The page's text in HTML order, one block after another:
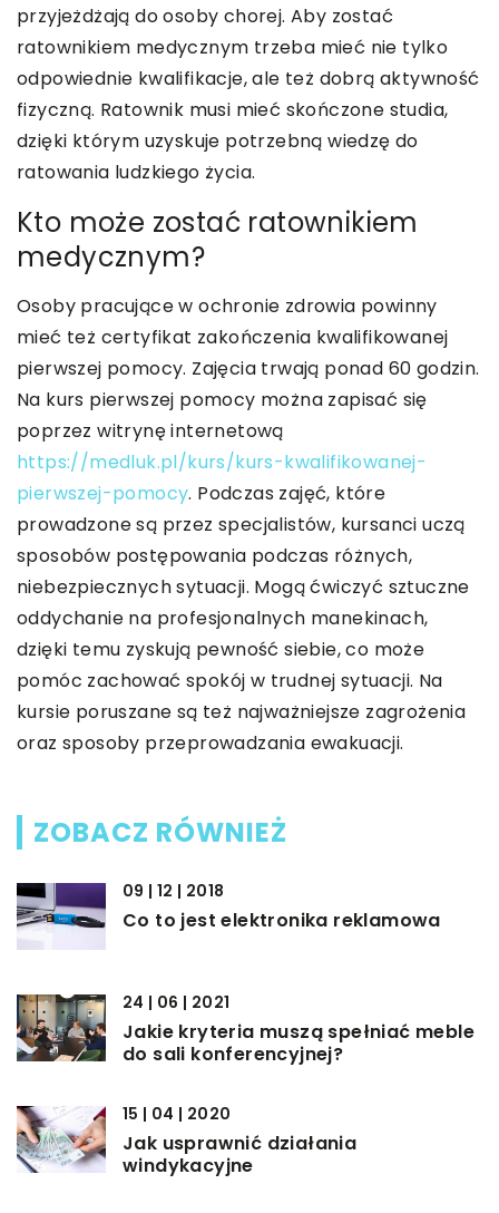
przyjeżdżają do osoby chorej. Aby zostać
ratownikiem medycznym trzeba mieć nie tylko
odpowiednie kwalifikacje, ale też dobrą aktywność
fizyczną. Ratownik musi mieć skończone studia,
dzięki którym uzyskuje potrzebną wiedzę do
ratowania ludzkiego życia.
Kto może zostać ratownikiem
medycznym?
Osoby pracujące w ochronie zdrowia powinny
mieć też certyfikat zakończenia kwalifikowanej
pierwszej pomocy. Zajęcia trwają ponad 60 godzin.
Na kurs pierwszej pomocy można zapisać się
poprzez witrynę internetową
https://medluk.pl/kurs/kurs-kwalifikowanej-
pierwszej-pomocy. Podczas zajęć, które
prowadzone są przez specjalistów, kursanci uczą
sposobów postępowania podczas różnych,
niebezpiecznych sytuacji. Mogą ćwiczyć sztuczne
oddychanie na profesjonalnych manekinach,
dzięki temu zyskują pewność siebie, co może
pomóc zachować spokój w trudnej sytuacji. Na
kursie poruszane są też najważniejsze zagrożenia
oraz sposoby przeprowadzania ewakuacji.
ZOBACZ RÓWNIEŻ
09 | 12 | 2018
Co to jest elektronika reklamowa
24 | 06 | 2021
Jakie kryteria muszą spełniać meble
do sali konferencyjnej?
15 | 04 | 2020
Jak usprawnić działania
windykacyjne